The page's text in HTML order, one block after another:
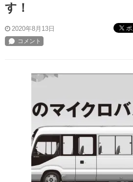
す！
2020年8月13日